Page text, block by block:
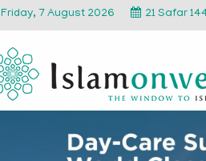
Friday, 7 August 2026 21 Safar